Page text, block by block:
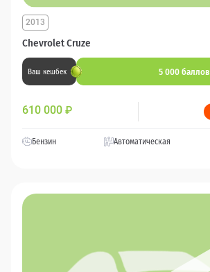
Chevrolet Cruze
2013
Ваш кешбек 5 000 баллов
610 000 ₽
Бензин Автоматическая